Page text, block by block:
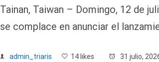
Tainan, Taiwan – Domingo, 12 de
se complace en anunciar el
admin_triaris 14 likes 31 julio,